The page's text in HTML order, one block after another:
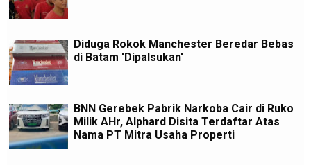
Diduga Rokok Manchester Beredar Bebas
di Batam 'Dipalsukan'
BNN Gerebek Pabrik Narkoba Cair di Ruko
Milik AHr, Alphard Disita Terdaftar Atas
Nama PT Mitra Usaha Properti